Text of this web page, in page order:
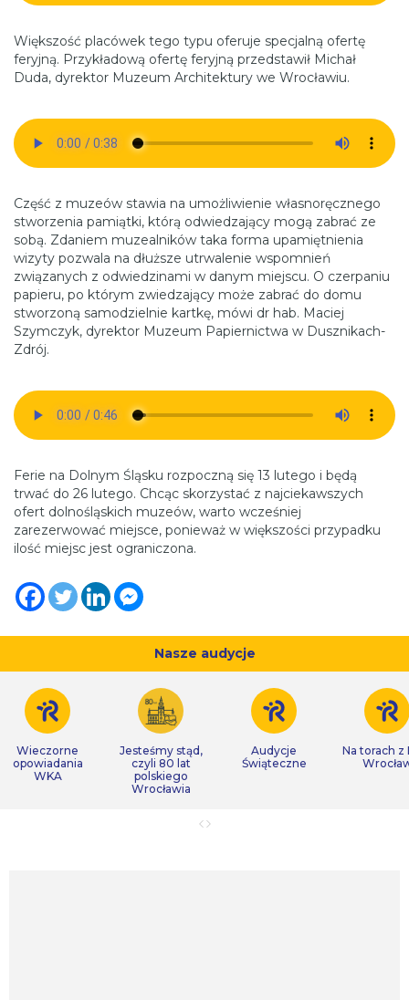
Większość placówek tego typu oferuje specjalną ofertę
feryjną. Przykładową ofertę feryjną przedstawił Michał
Duda, dyrektor Muzeum Architektury we Wrocławiu.
Część z muzeów stawia na umożliwienie własnoręcznego
stworzenia pamiątki, którą odwiedzający mogą zabrać ze
sobą. Zdaniem muzealników taka forma upamiętnienia
wizyty pozwala na dłuższe utrwalenie wspomnień
związanych z odwiedzinami w danym miejscu. O czerpaniu
papieru, po którym zwiedzający może zabrać do domu
stworzoną samodzielnie kartkę, mówi dr hab. Maciej
Szymczyk, dyrektor Muzeum Papiernictwa w Dusznikach-
Zdrój.
Ferie na Dolnym Śląsku rozpoczną się 13 lutego i będą
trwać do 26 lutego. Chcąc skorzystać z najciekawszych
ofert dolnośląskich muzeów, warto wcześniej
zarezerwować miejsce, ponieważ w większości przypadku
ilość miejsc jest ograniczona.
Nasze audycje
Wieczorne
opowiadania
WKA
Jesteśmy stąd,
czyli 80 lat
polskiego
Wrocławia
Audycje
Świąteczne
Na torach z